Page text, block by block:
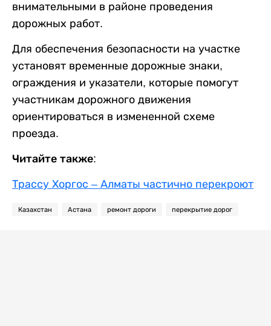
внимательными в районе проведения
дорожных работ.
Для обеспечения безопасности на участке
установят временные дорожные знаки,
ограждения и указатели, которые помогут
участникам дорожного движения
ориентироваться в измененной схеме
проезда.
Читайте также:
Трассу Хоргос – Алматы частично перекроют
Казахстан Астана ремонт дороги перекрытие дорог